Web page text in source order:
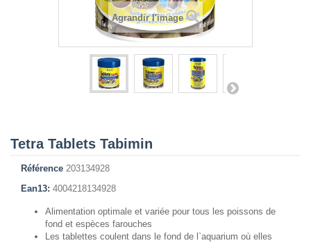
Agrandir l'image
Tetra Tablets Tabimin
Référence 203134928
Ean13: 4004218134928
Alimentation optimale et variée pour tous les poissons de
fond et espèces farouches
Les tablettes coulent dans le fond de l`aquarium où elles